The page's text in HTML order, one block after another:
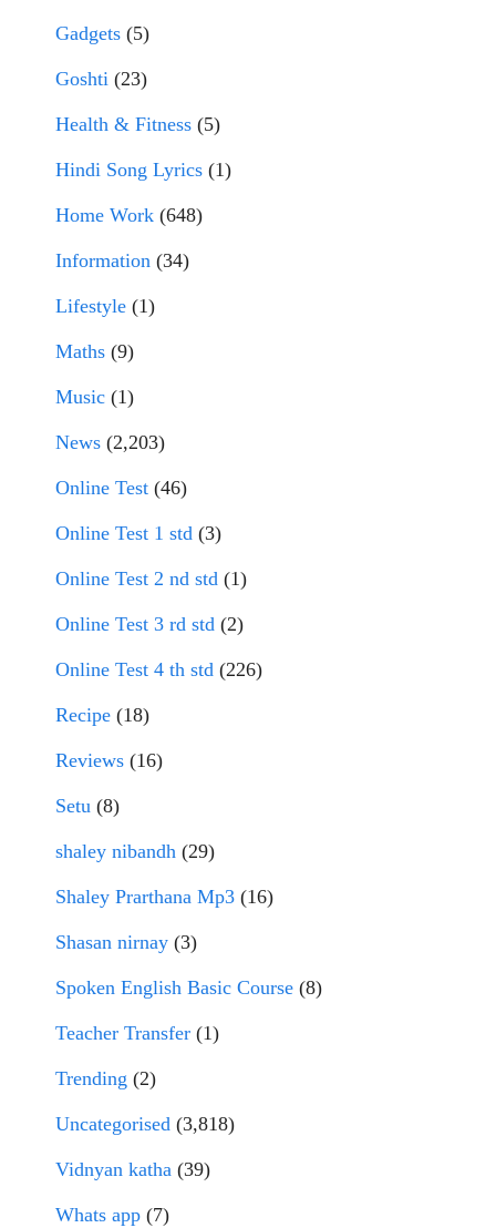
Gadgets (5)
Goshti (23)
Health & Fitness (5)
Hindi Song Lyrics (1)
Home Work (648)
Information (34)
Lifestyle (1)
Maths (9)
Music (1)
News (2,203)
Online Test (46)
Online Test 1 std (3)
Online Test 2 nd std (1)
Online Test 3 rd std (2)
Online Test 4 th std (226)
Recipe (18)
Reviews (16)
Setu (8)
shaley nibandh (29)
Shaley Prarthana Mp3 (16)
Shasan nirnay (3)
Spoken English Basic Course (8)
Teacher Transfer (1)
Trending (2)
Uncategorised (3,818)
Vidnyan katha (39)
Whats app (7)